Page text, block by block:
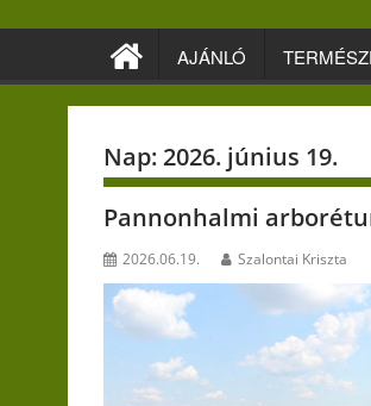
AJÁNLÓ
Nap: 2026. június 19.
Pannonhalmi
2026.06.19. Szalontai Kriszta